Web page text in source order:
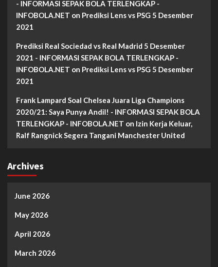
- INFORMASI SEPAK BOLA TERLENGKAP -
INFOBOLA.NET on Prediksi Lens vs PSG 5 Desember
2021
Prediksi Real Sociedad vs Real Madrid 5 Desember
2021 - INFORMASI SEPAK BOLA TERLENGKAP -
INFOBOLA.NET on Prediksi Lens vs PSG 5 Desember
2021
Frank Lampard Soal Chelsea Juara Liga Champions
2020/21: Saya Punya Andil! - INFORMASI SEPAK BOLA
TERLENGKAP - INFOBOLA.NET on Izin Kerja Keluar,
Ralf Rangnick Segera Tangani Manchester United
Archives
June 2026
May 2026
April 2026
March 2026